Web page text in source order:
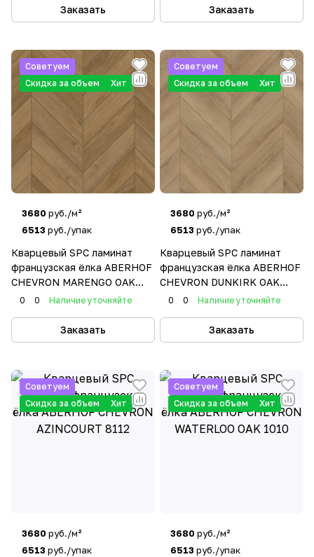
Заказать Заказать
Советуем
Скидка за объем
Хит
3680 руб./м²
6513 руб./упак
Кварцевый SPC ламинат
французская ёлка ABERHOF
CHEVRON MARENGO OAK
2196
0 0 Наличие уточняйте
Заказать
Советуем
Скидка за объем
Хит
3680 руб./м²
6513 руб./упак
Кварцевый SPC ламинат
французская ёлка ABERHOF
CHEVRON DUNKIRK OAK
8816
0 0 Наличие уточняйте
Заказать
Советуем
Скидка за объем
Хит
3680 руб./м²
6513 руб./упак
Советуем
Скидка за объем
Хит
3680 руб./м²
6513 руб./упак